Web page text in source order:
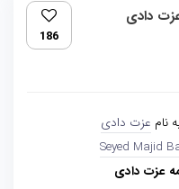
دادی
186
نام عزت دادی
Seyed Majid
عزت دادی